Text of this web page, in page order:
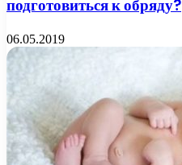
подготовиться к обряду?
06.05.2019